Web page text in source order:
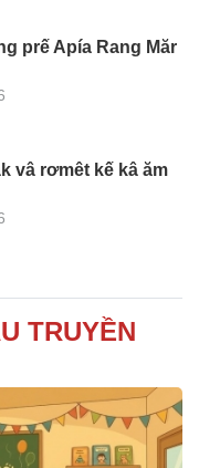
prế Apía Rang Măr
vâ rơmêt kế kâ ăm
TRUYỀN